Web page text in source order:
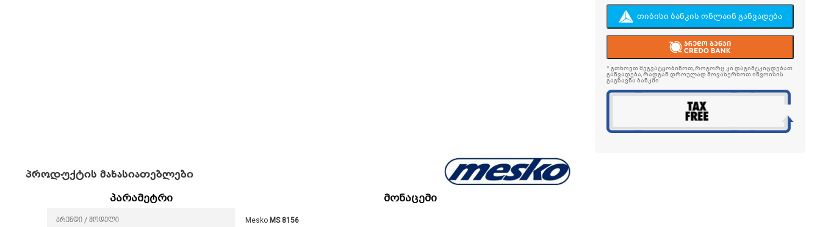
თიბისი ბანკის ონლაინ განვადება
* გთხოვთ შეგვატყობინოთ, როგორც კი დაგიმტკიცდებათ
განვადება, რადგან დროულად მოვახერხოთ ინვოისის
გაგზავნა ბანკში
პროდუქტის მახასიათებლები
პარამეტრი მონაცემი
ბრენდი / მოდელი Mesko MS 8156